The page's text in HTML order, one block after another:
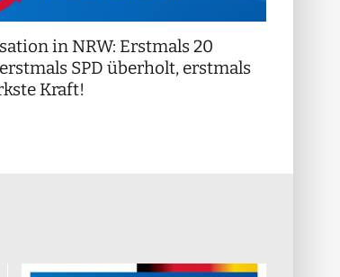
in NRW: Erstmals 20
SPD überholt, erstmals
Kraft!